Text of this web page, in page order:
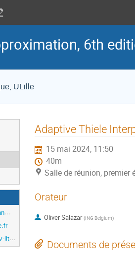
6th
ULille
Adaptive Thiele
15 mai 2024, 11:50
40m
Salle de réunion, premier
Orateur
Oliver Salazar (ING Belgium)
Documents de